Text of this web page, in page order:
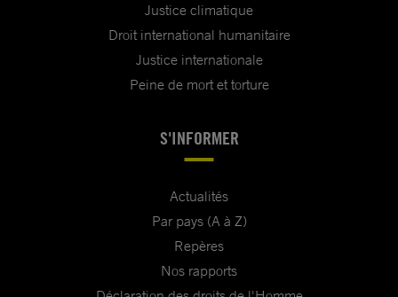
Justice climatique
Droit international humanitaire
Justice internationale
Peine de mort et torture
S'INFORMER
Actualités
Par pays (A à Z)
Repères
Nos rapports